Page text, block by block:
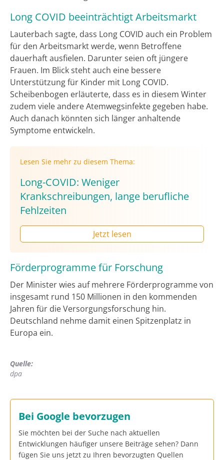
Long COVID beeinträchtigt Arbeitsmarkt
Lauterbach sagte, dass Long COVID auch ein Problem
für den Arbeitsmarkt werde, wenn Betroffene
dauerhaft ausfielen. Darunter seien oft jüngere
Frauen. Im Blick steht auch eine bessere
Unterstützung für Kinder mit Long COVID.
Scheibenbogen erläuterte, dass es in diesem Winter
zudem viele andere Atemwegsinfekte gegeben habe.
Auch danach könnten sich länger anhaltende
Symptome entwickeln.
Lesen Sie mehr zu diesem Thema:
Long-COVID: Weniger
Krankschreibungen, lange berufliche
Fehlzeiten
Jetzt lesen
Förderprogramme für Forschung
Der Minister wies auf mehrere Förderprogramme von
insgesamt rund 150 Millionen in den kommenden
Jahren für die Versorgungsforschung hin.
Deutschland nehme damit einen Spitzenplatz in
Europa ein.
Quelle:
dpa
Bei Google bevorzugen
Sie möchten bei der Suche nach aktuellen
Entwicklungen häufiger unsere Beiträge sehen? Dann
fügen Sie uns jetzt zu Ihren bevorzugten Quellen